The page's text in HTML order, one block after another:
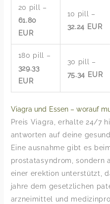
20 pill –
61.80
EUR
10 pill –
32.24 EUR
180 pill –
329.33
EUR
30 pill –
75.34 EUR
Viagra und Essen – worauf
Preis Viagra, erhalte 24/7
antworten auf deine
Eine ausnahme gibt es
prostatasyndrom, sondern
einer erektion unterstützt,
jahre dem gesetzlichen
arzneimittel und